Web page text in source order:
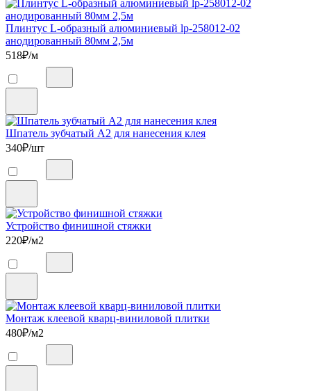
Плинтус L-образный алюминиевый lp-258012-02
анодированный 80мм 2,5м
518₽/м
Шпатель зубчатый А2 для нанесения клея
340₽/шт
Устройство финишной стяжки
220₽/м2
Монтаж клеевой кварц-виниловой плитки
480₽/м2